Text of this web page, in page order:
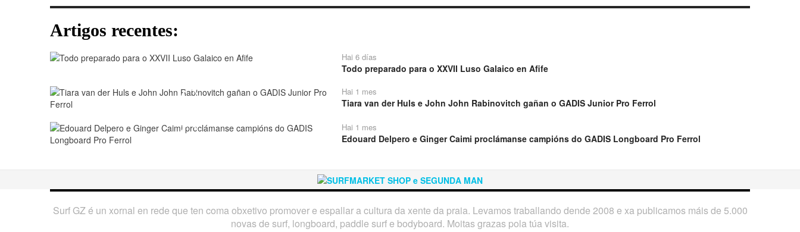
Artigos recentes:
Hai 6 días
Todo preparado para o XXVII Luso Galaico en Afife
Hai 1 mes
Tiara van der Huls e John John Rabinovitch gañan o GADIS Junior Pro Ferrol
Hai 1 mes
Edouard Delpero e Ginger Caimi proclámanse campións do GADIS Longboard Pro Ferrol
Surf GZ é un xornal en rede que ten coma obxetivo promover e espallar a cultura da xente da praia. Levamos traballando dende 2008 e xa publicamos máis de 5.000
novas de surf, longboard, paddle surf e bodyboard. Moitas grazas pola túa visita.